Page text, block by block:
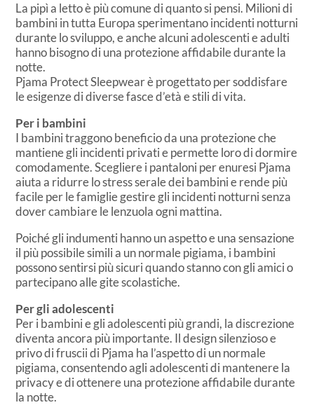
La pipì a letto è più comune di quanto si pensi. Milioni di
bambini in tutta Europa sperimentano incidenti notturni
durante lo sviluppo, e anche alcuni adolescenti e adulti
hanno bisogno di una protezione affidabile durante la
notte.
Pjama Protect Sleepwear è progettato per soddisfare
le esigenze di diverse fasce d’età e stili di vita.
Per i bambini
I bambini traggono beneficio da una protezione che
mantiene gli incidenti privati e permette loro di dormire
comodamente. Scegliere i pantaloni per enuresi Pjama
aiuta a ridurre lo stress serale dei bambini e rende più
facile per le famiglie gestire gli incidenti notturni senza
dover cambiare le lenzuola ogni mattina.
Poiché gli indumenti hanno un aspetto e una sensazione
il più possibile simili a un normale pigiama, i bambini
possono sentirsi più sicuri quando stanno con gli amici o
partecipano alle gite scolastiche.
Per gli adolescenti
Per i bambini e gli adolescenti più grandi, la discrezione
diventa ancora più importante. Il design silenzioso e
privo di fruscii di Pjama ha l’aspetto di un normale
pigiama, consentendo agli adolescenti di mantenere la
privacy e di ottenere una protezione affidabile durante
la notte.